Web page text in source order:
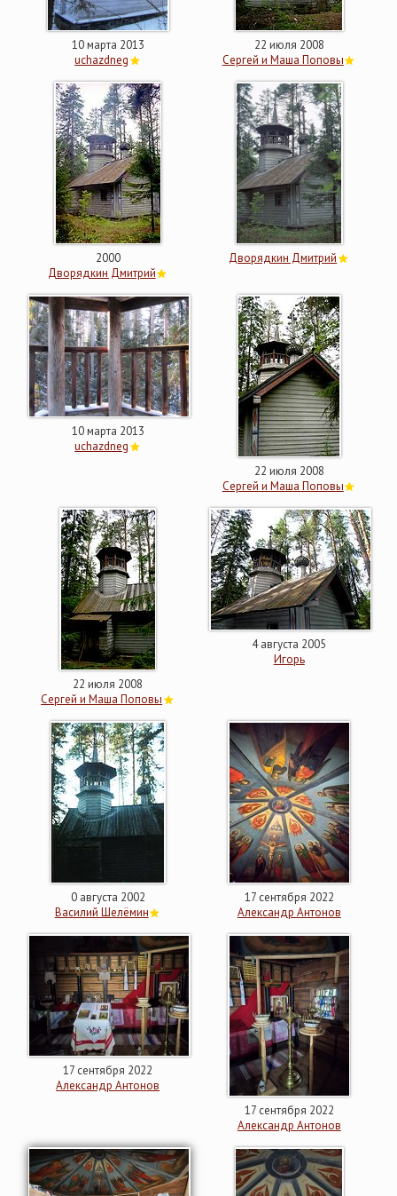
10 марта 2013
uchazdneg
22 июля 2008
Сергей и Маша Поповы
2000
Дворядкин Дмитрий
Дворядкин Дмитрий
10 марта 2013
uchazdneg
22 июля 2008
Сергей и Маша Поповы
22 июля 2008
Сергей и Маша Поповы
4 августа 2005
Игорь
0 августа 2002
Василий Шелёмин
17 сентября 2022
Александр Антонов
17 сентября 2022
Александр Антонов
17 сентября 2022
Александр Антонов